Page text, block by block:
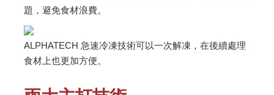
題，避免食材浪費。
ALPHATECH 急速冷凍技術可以一次解凍，在後續處理
食材上也更加方便。